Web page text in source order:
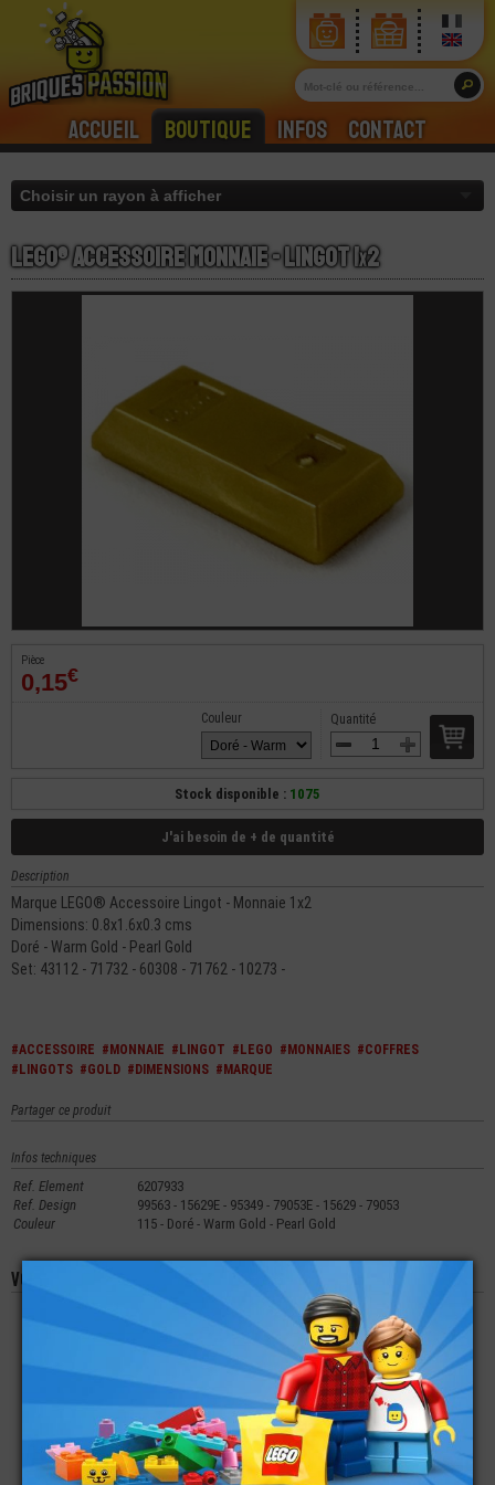
Accueil Boutique Infos Contact
LEGO® Accessoire Monnaie - Lingot 1x2
Pièce
0,15€
Quantité
Couleur
Stock disponible : 1075
J'ai besoin de + de quantité
Description
Marque LEGO® Accessoire Lingot - Monnaie 1x2
Dimensions: 0.8x1.6x0.3 cms
Doré - Warm Gold - Pearl Gold
Set: 43112 - 71732 - 60308 - 71762 - 10273 -
#ACCESSOIRE #MONNAIE #LINGOT #LEGO #MONNAIES #COFFRES
#LINGOTS #GOLD #DIMENSIONS #MARQUE
Partager ce produit
Infos techniques
Ref. Element
6207933
Ref. Design
99563 - 15629E - 95349 - 79053E - 15629 - 79053
Couleur
115 - Doré - Warm Gold - Pearl Gold
Vous aimerez aussi les produits suivants
BOUTEILLE DE
PLONGEUR ESPACE
0,99€
LEGO® ACCESSOIRE
MINI-FIGURINE
CASQUE SAMOURAI -
NINJA
1,49€
LEGO® MINI-
FIGURINE DISNEY
SERIES 2 ONCLE
PICSOU
15,90€